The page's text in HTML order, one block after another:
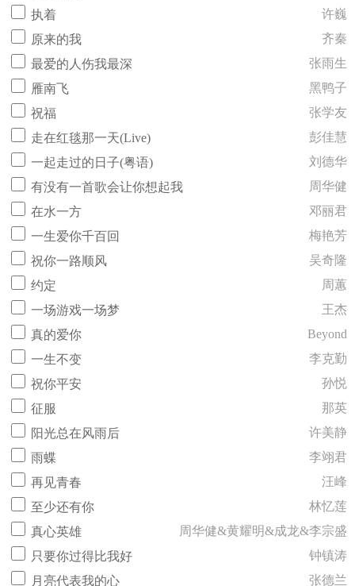
执着
许巍
原来的我
齐秦
最爱的人伤我最深
张雨生
雁南飞
黑鸭子
祝福
张学友
走在红毯那一天(Live)
彭佳慧
一起走过的日子(粤语)
刘德华
有没有一首歌会让你想起我
周华健
在水一方
邓丽君
一生爱你千百回
梅艳芳
祝你一路顺风
吴奇隆
约定
周蕙
一场游戏一场梦
王杰
真的爱你
Beyond
一生不变
李克勤
祝你平安
孙悦
征服
那英
阳光总在风雨后
许美静
雨蝶
李翊君
再见青春
汪峰
至少还有你
林忆莲
真心英雄
周华健&黄耀明&成龙&李宗盛
只要你过得比我好
钟镇涛
月亮代表我的心
张德兰